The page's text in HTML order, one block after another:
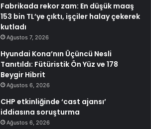
Fabrikada rekor zam: En düşük maaş
153 bin TL’ye çıktı, işçiler halay çekerek
kutladı
Ağustos 7, 2026
Hyundai Kona’nın Üçüncü Nesli
Tanıtıldı: Fütüristik Ön Yüz ve 178
Beygir Hibrit
Ağustos 6, 2026
CHP etkinliğinde ‘cast ajansı’
iddiasına soruşturma
Ağustos 6, 2026